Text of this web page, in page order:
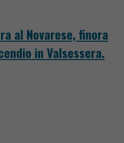
al Novarese, finora
in Valsessera.